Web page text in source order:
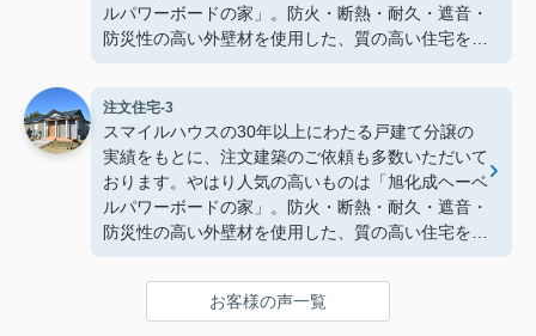
ルパワーボードの家」。防火・断熱・耐久・遮音・
防災性の高い外壁材を使用した、質の高い住宅をお
つお施主様による吹き抜けのある住宅をご紹介！内
装や照明の一つ一つにもこだわり、ペットと暮らす
素敵なお住まいに仕上がりました。
注文住宅-3
スマイルハウスの30年以上にわたる戸建て分譲の
実績をもとに、注文建築のご依頼も多数いただいて
おります。やはり人気の高いものは「旭化成ヘーベ
ルパワーボードの家」。防火・断熱・耐久・遮音・
防災性の高い外壁材を使用した、質の高い住宅をお
こちらでは、広い土地にセカンドライフを充実させ
る平屋建ての住宅をご紹介！縁側や雪見障子、床の
お客様の声一覧